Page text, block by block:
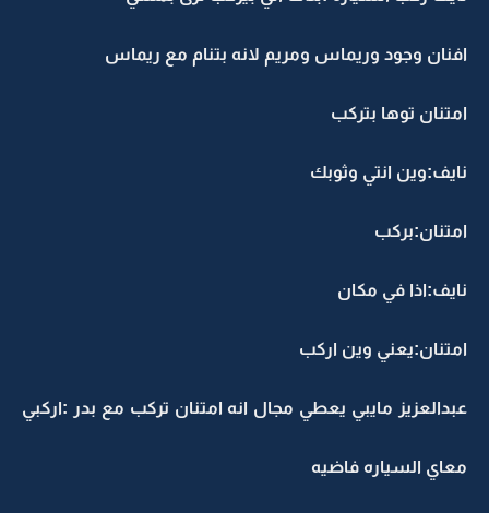
افنان وجود وريماس ومريم لانه بتنام مع ريماس
امتنان توها بتركب
نايف:وين انتي وثوبك
امتنان:بركب
نايف:اذا في مكان
امتنان:يعني وين اركب
عبدالعزيز مايبي يعطي مجال انه امتنان تركب مع بدر :اركبي
معاي السياره فاضيه